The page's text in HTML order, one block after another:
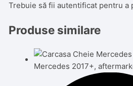
Trebuie să fiiautentificat pentru a
Produse similare